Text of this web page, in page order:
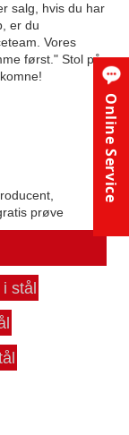
salg, hvis du har
er du
Vores
først." Stol på
prøve
stål
Online Service